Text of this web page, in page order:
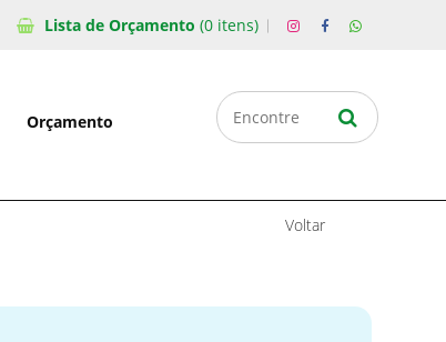
Lista de Orçamento (0 itens)
Orçamento
Voltar